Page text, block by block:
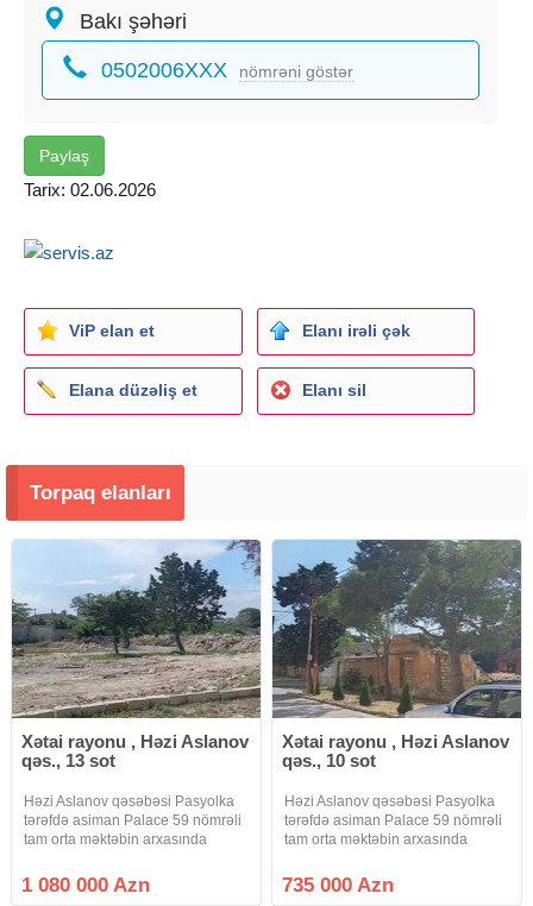
Bakı şəhəri
0502006XXX nömrəni göstər
Paylaş
Tarix: 02.06.2026
ViP elan et Elanı irəli çək
Elana düzəliş et Elanı sil
Torpaq elanları
Xətai rayonu , Həzi Aslanov
qəs., 13 sot
Həzi Aslanov qəsəbəsi Pasyolka
tərəfdə asiman Palace 59 nömrəli
tam orta məktəbin arxasında
yarımda kupçası var real alıclar
narahat etsin 1080000 azn
1 080 000 Azn
Xətai rayonu , Həzi Aslanov
qəs., 10 sot
Həzi Aslanov qəsəbəsi Pasyolka
tərəfdə asiman Palace 59 nömrəli
tam orta məktəbin arxasında
yarımda icinde kohne tikli var 14.9
kv kupçası var real alıclar narahat
735 000 Azn